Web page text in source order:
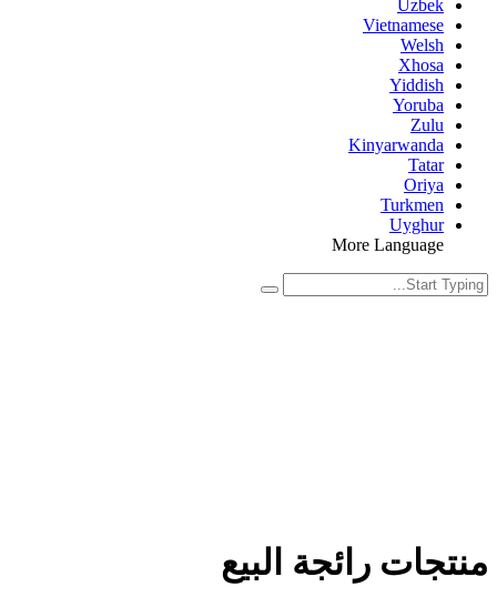
Uzbek
Vietnamese
Welsh
Xhosa
Yiddish
Yoruba
Zulu
Kinyarwanda
Tatar
Oriya
Turkmen
Uyghur
More Language
منتجات رائجة البيع